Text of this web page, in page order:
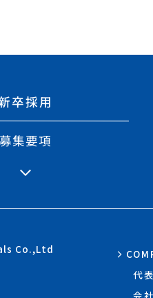
卒採用
募集要項
Co.,Ltd
代